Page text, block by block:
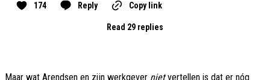
174 Reply Copy link
Read 29 replies
Maar wat Arendsen en zijn werkgever nietvertellen is dat er nóg